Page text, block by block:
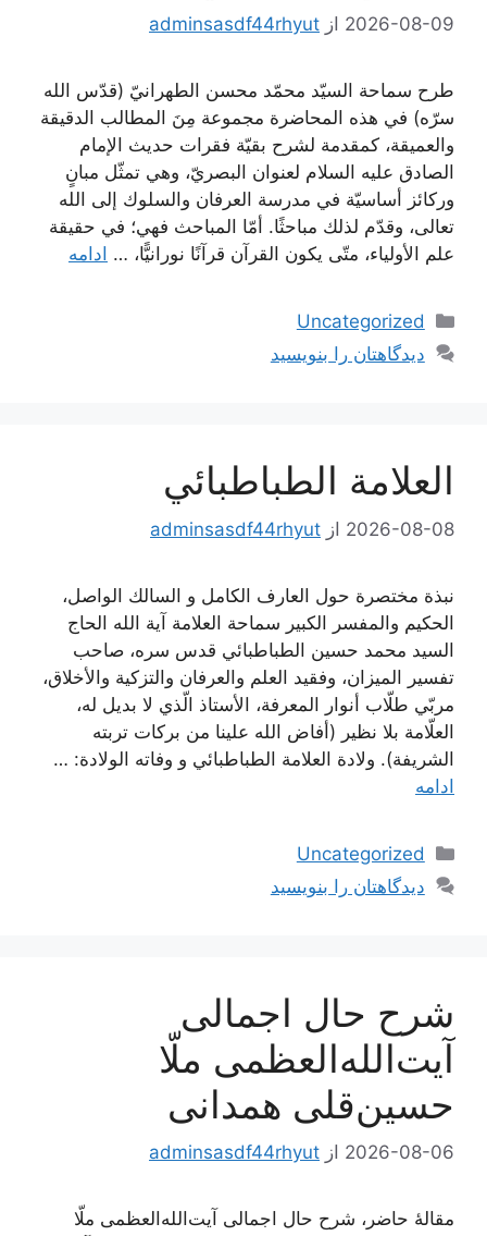
2026-08-09 از adminsasdf44rhyut
طرح سماحة السيّد محمّد محسن الطهرانيّ (قدّس الله
سرّه) في هذه المحاضرة مجموعة مِنَ المطالب الدقيقة
والعميقة، كمقدمة لشرح بقيّة فقرات حديث الإمام
الصادق عليه السلام لعنوان البصريّ، وهي تمثّل مبانٍ
وركائز أساسيّة في مدرسة العرفان والسلوك إلى الله
تعالى، وقدّم لذلك مباحثًا. أمّا المباحث فهي؛ في حقيقة
علم الأولياء، متّى يكون القرآن قرآنًا نورانيًّا، … ادامه
دسته‌ها
Uncategorized
دیدگاهتان را بنویسید
العلامة الطباطبائي
2026-08-08 از adminsasdf44rhyut
نبذة مختصرة حول العارف الكامل و السالك الواصل،
الحكيم والمفسر الكبير سماحة العلامة آية الله الحاج
السيد محمد حسين الطباطبائي قدس سره، صاحب
تفسير الميزان، وفقيد العلم والعرفان والتزكية والأخلاق،
مربّي طلّاب أنوار المعرفة، الأستاذ الّذي لا بديل له،
العلّامة بلا نظير (أفاض الله علينا من بركات تربته
الشريفة). ولادة العلامة الطباطبائي و وفاته الولادة: …
ادامه
دسته‌ها
Uncategorized
دیدگاهتان را بنویسید
شرح حال اجمالی
آیت‌الله‌العظمی ملّا
حسین‌قلی همدانی
2026-08-06 از adminsasdf44rhyut
مقالۀ حاضر، شرح حال اجمالی آیت‌الله‌العظمی ملّا